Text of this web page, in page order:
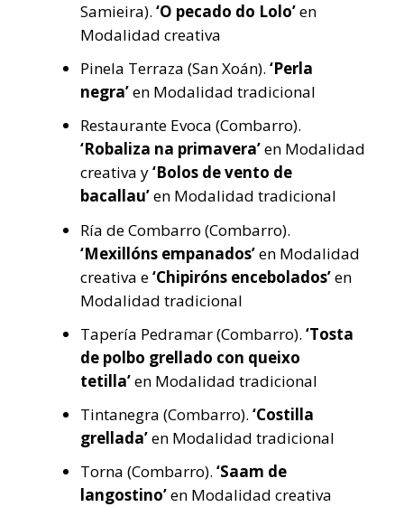
Samieira). ‘O pecado do Lolo’en
Modalidad creativa
Pinela Terraza (San Xoán). ‘Perla
negra’en Modalidad tradicional
Restaurante Evoca (Combarro).
‘Robaliza na primavera’en Modalidad
creativa y‘Bolos de vento de
bacallau’en Modalidad tradicional
Ría de Combarro (Combarro).
‘Mexillóns empanados’en Modalidad
creativa e‘Chipiróns encebolados’en
Modalidad tradicional
Tapería Pedramar (Combarro). ‘Tosta
de polbo grellado con queixo
tetilla’en Modalidad tradicional
Tintanegra (Combarro). ‘Costilla
grellada’en Modalidad tradicional
Torna (Combarro). ‘Saam de
langostino’en Modalidad creativa